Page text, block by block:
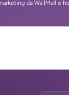
da WallMall e